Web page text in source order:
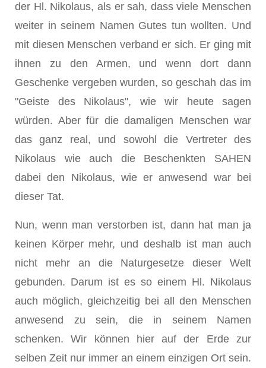
der Hl. Nikolaus, als er sah, dass viele Menschen
weiter in seinem Namen Gutes tun wollten. Und
mit diesen Menschen verband er sich. Er ging mit
ihnen zu den Armen, und wenn dort dann
Geschenke vergeben wurden, so geschah das im
"Geiste des Nikolaus", wie wir heute sagen
würden. Aber für die damaligen Menschen war
das ganz real, und sowohl die Vertreter des
Nikolaus wie auch die Beschenkten SAHEN
dabei den Nikolaus, wie er anwesend war bei
dieser Tat.
Nun, wenn man verstorben ist, dann hat man ja
keinen Körper mehr, und deshalb ist man auch
nicht mehr an die Naturgesetze dieser Welt
gebunden. Darum ist es so einem Hl. Nikolaus
auch möglich, gleichzeitig bei all den Menschen
anwesend zu sein, die in seinem Namen
schenken. Wir können hier auf der Erde zur
selben Zeit nur immer an einem einzigen Ort sein.